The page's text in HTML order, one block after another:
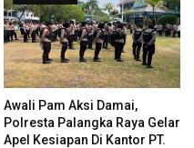
Awali Pam Aksi Damai,
Polresta Palangka Raya Gelar
Apel Kesiapan Di Kantor PT.